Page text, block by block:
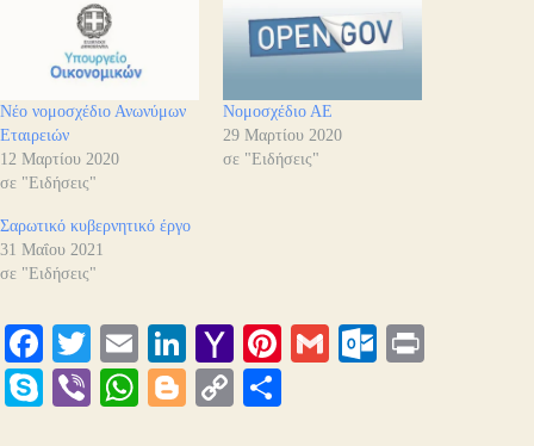
Νέο νομοσχέδιο Ανωνύμων
Εταιρειών
12 Μαρτίου 2020
σε "Ειδήσεις"
Νομοσχέδιο ΑΕ
29 Μαρτίου 2020
σε "Ειδήσεις"
Σαρωτικό κυβερνητικό έργο
31 Μαΐου 2021
σε "Ειδήσεις"
Fa
ce
bo
T
wi
tte
E
m
ail
Li
nk
ed
Y
ah
oo
Pi G
O
S
Vi W Bl C